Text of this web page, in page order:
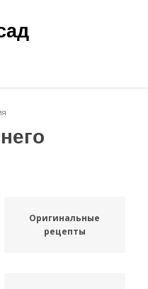
Оригинальные
рецепты